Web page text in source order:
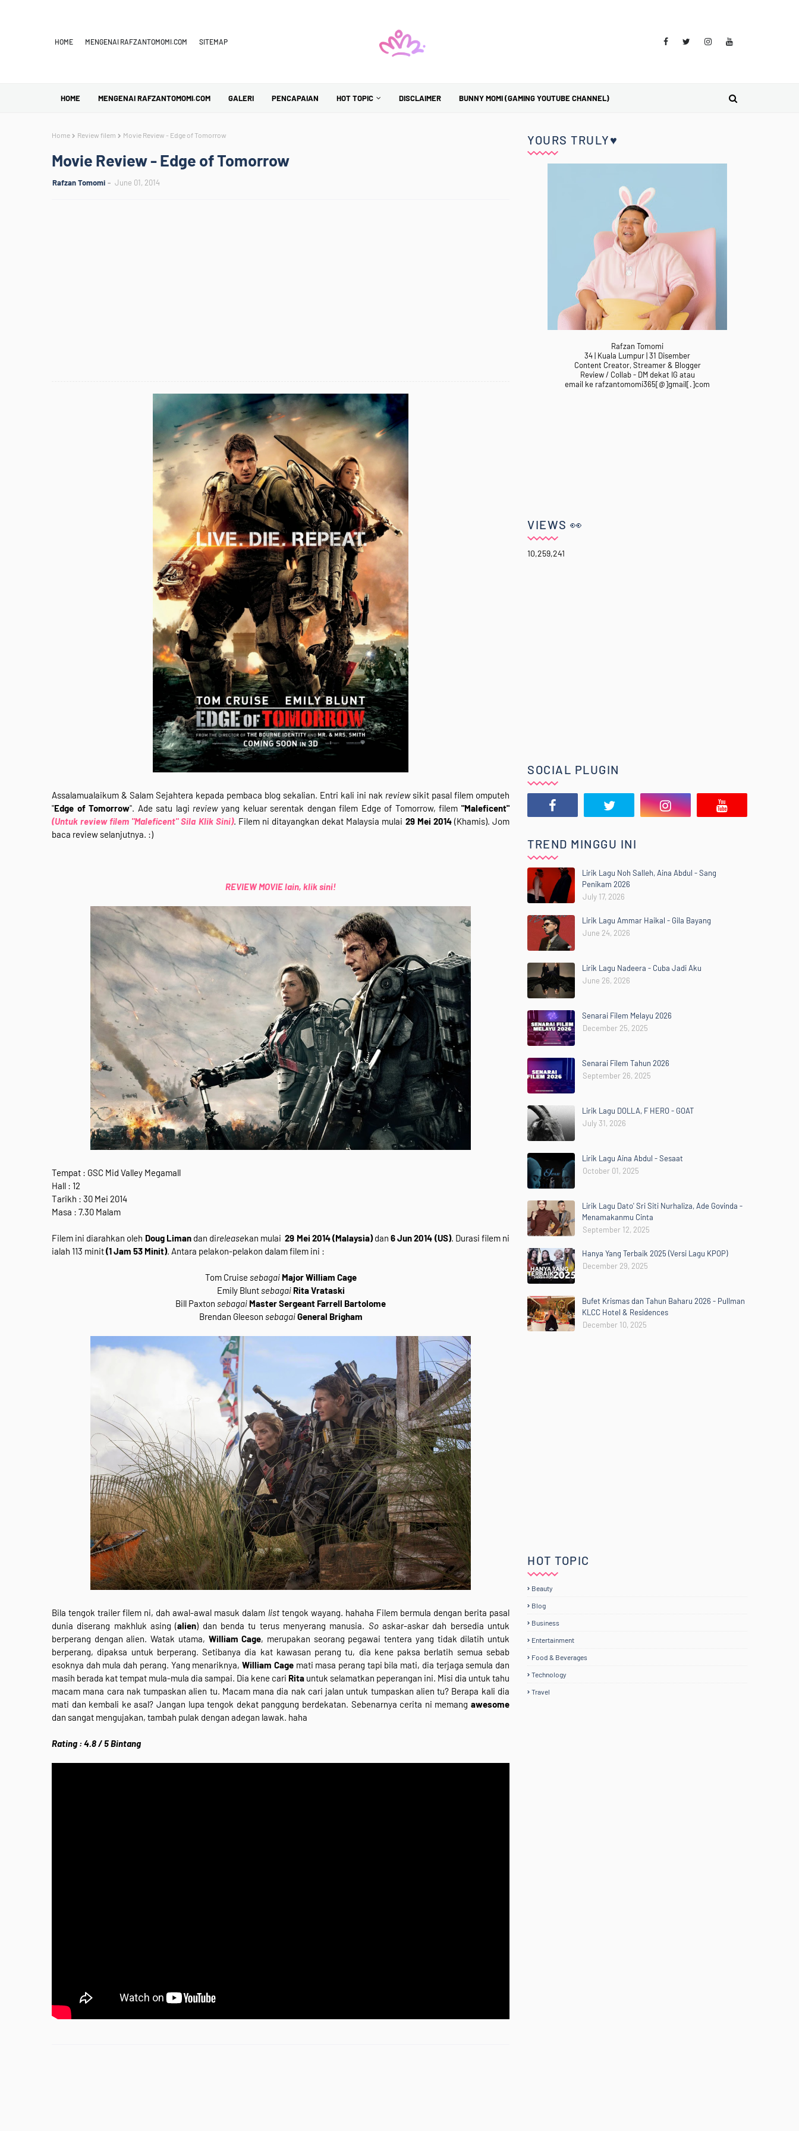
HOME MENGENAI RAFZANTOMOMI.COM SITEMAP
HOME MENGENAI RAFZANTOMOMI.COM GALERI PENCAPAIAN HOT TOPIC DISCLAIMER BUNNY MOMI (GAMING YOUTUBE CHANNEL)
Home Review filem Movie Review - Edge of Tomorrow
Movie Review - Edge of Tomorrow
Rafzan Tomomi June 01, 2014
Assalamualaikum & Salam Sejahtera kepada pembaca blog sekalian. Entri kali ini nak reviewsikit pasal filem omputeh
"Edge of Tomorrow". Ade satu lagi reviewyang keluar serentak dengan filem Edge of Tomorrow, filem "Maleficent"
(Untuk review filem "Maleficent" Sila Klik Sini). Filem ni ditayangkan dekat Malaysia mulai 29 Mei 2014(Khamis). Jom
baca review selanjutnya. :)
REVIEW MOVIE lain, klik sini!
Tempat : GSC Mid Valley Megamall
Hall : 12
Tarikh : 30 Mei 2014
Masa : 7.30 Malam
Filem ini diarahkan oleh Doug Limandan direleasekan mulai 29 Mei 2014 (Malaysia)dan 6 Jun 2014 (US). Durasi filem ni
ialah 113 minit(1 Jam 53 Minit). Antara pelakon-pelakon dalam filem ini :
Tom Cruise sebagai Major William Cage
Emily Bluntsebagai Rita Vrataski
Bill Paxton sebagai Master Sergeant Farrell Bartolome
Brendan Gleeson sebagaiGeneral Brigham
Bila tengok trailer filem ni, dah awal-awal masuk dalam listtengok wayang. hahaha Filem bermula dengan berita pasal
dunia diserang makhluk asing (alien) dan benda tu terus menyerang manusia. Soaskar-askar dah bersedia untuk
berperang dengan alien. Watak utama, William Cage, merupakan seorang pegawai tentera yang tidak dilatih untuk
berperang, dipaksa untuk berperang. Setibanya dia kat kawasan perang tu, dia kene paksa berlatih semua sebab
esoknya dah mula dah perang. Yang menariknya,William Cagemati masa perang tapi bila mati, dia terjaga semula dan
masih berada kat tempat mula-mula dia sampai. Dia kene cari Rita untuk selamatkan peperangan ini. Misi dia untuk tahu
macam mana cara nak tumpaskan alien tu. Macam mana dia nak cari jalan untuk tumpaskan alien tu? Berapa kali dia
mati dan kembali ke asal? Jangan lupa tengok dekat panggung berdekatan. Sebenarnya cerita ni memang awesome
dan sangat mengujakan, tambah pulak dengan adegan lawak. haha
Rating : 4.8 / 5 Bintang
YOURS TRULY♥
Rafzan Tomomi
34 | Kuala Lumpur | 31 Disember
Content Creator, Streamer & Blogger
Review / Collab - DM dekat IG atau
email ke rafzantomomi365[@]gmail[.]com
VIEWS 👀
10,259,241
SOCIAL PLUGIN
TREND MINGGU INI
Lirik Lagu Noh Salleh, Aina Abdul - Sang
Penikam 2026
July 17, 2026
Lirik Lagu Ammar Haikal - Gila Bayang
June 24, 2026
Lirik Lagu Nadeera - Cuba Jadi Aku
June 26, 2026
Senarai Filem Melayu 2026
December 25, 2025
Senarai Filem Tahun 2026
September 26, 2025
Lirik Lagu DOLLA, F HERO - GOAT
July 31, 2026
Lirik Lagu Aina Abdul - Sesaat
October 01, 2025
Lirik Lagu Dato' Sri Siti Nurhaliza, Ade Govinda -
Menamakanmu Cinta
September 12, 2025
Hanya Yang Terbaik 2025 (Versi Lagu KPOP)
December 29, 2025
Bufet Krismas dan Tahun Baharu 2026 - Pullman
KLCC Hotel & Residences
December 10, 2025
HOT TOPIC
Beauty
Blog
Business
Entertainment
Food & Beverages
Technology
Travel